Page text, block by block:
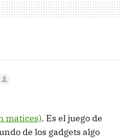
matices). Es el juego de
de los gadgets algo